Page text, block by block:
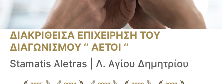
ΔΙΑΚΡΙΘΕΙΣΑ ΕΠΙΧΕΙΡΗΣΗ ΤΟΥ
ΔΙΑΓΩΝΙΣΜΟΥ ‘’ ΑΕΤΟΙ ‘’
Stamatis Aletras | Λ. Αγίου Δημητρίου